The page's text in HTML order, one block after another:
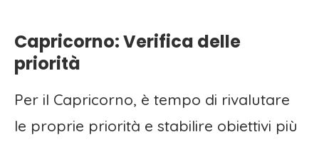
Capricorno: Verifica delle
priorità
Per il Capricorno, è tempo di rivalutare
le proprie priorità e stabilire obiettivi più